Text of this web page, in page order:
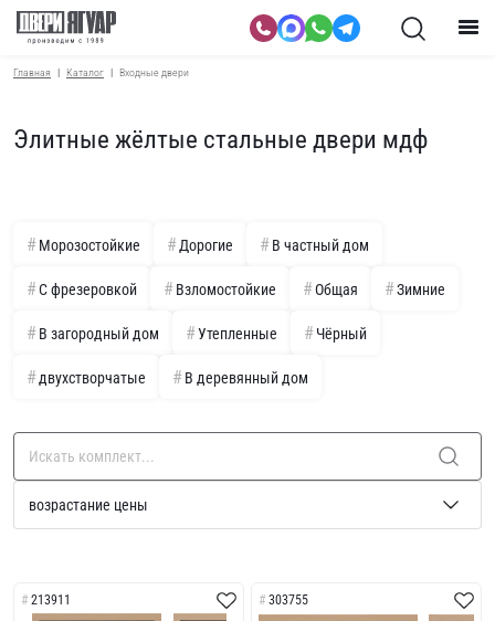
Главная Каталог Входные двери
Элитные жёлтые стальные двери мдф
Морозостойкие Дорогие В частный дом
С фрезеровкой Взломостойкие Общая Зимние
В загородный дом Утепленные Чёрный
двухстворчатые В деревянный дом
213911 303755